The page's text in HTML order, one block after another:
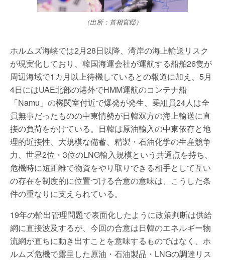
（出所：首相官邸）
ホルムズ海峡では2月28日以降、湾岸の海上輸送リスク
が現実化しており、韓国海運会社が運航する船舶26隻が
周辺海域で1カ月以上待機しているとの報道に加え、5月
4日にはUAE北部の港外でHMM運航のコンテナ船
「Namu」の機関室付近で爆発が発生、乗組員24人は全
員無事だったものの中東情勢が日韓双方の海上輸送に直
接の負荷をかけている。日韓は原油輸入の中東依存と地
理的近接性、大規模な備蓄、精製・石油化学の生産競争
力、世界2位・3位のLNG輸入規模という共通点を持ち、
危機時に短距離で物資をやり取りできる相手として互い
の存在を制度的に位置づける合意の意味は、こうした条
件の重なりに支えられている。
19年の輸出管理問題で表面化したように政策判断は供給
網に直接波及するが、今回の合意は日韓のエネルギー物
流網が直ちに動き出すことを意味するものではなく、ホ
ルムズ危機で露呈した原油・石油製品・LNGの調達リス